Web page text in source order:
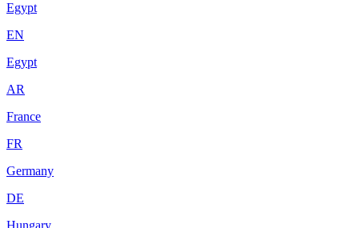
Egypt
EN
Egypt
AR
France
FR
Germany
DE